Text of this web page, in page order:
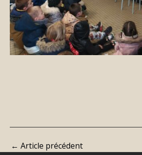
← Article précédent